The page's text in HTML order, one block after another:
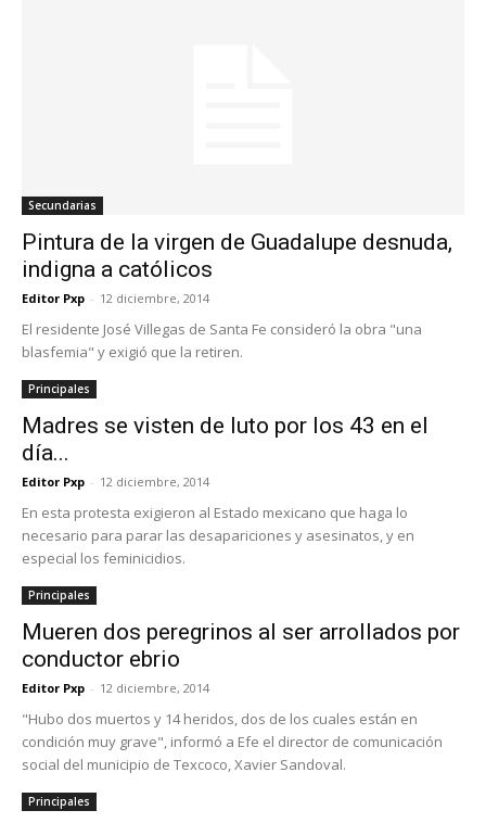
Secundarias
Pintura de la virgen de Guadalupe desnuda,
indigna a católicos
Editor Pxp - 12 diciembre, 2014
El residente José Villegas de Santa Fe consideró la obra "una
blasfemia" y exigió que la retiren.
Principales
Madres se visten de luto por los 43 en el
día...
Editor Pxp - 12 diciembre, 2014
En esta protesta exigieron al Estado mexicano que haga lo
necesario para parar las desapariciones y asesinatos, y en
especial los feminicidios.
Principales
Mueren dos peregrinos al ser arrollados por
conductor ebrio
Editor Pxp - 12 diciembre, 2014
"Hubo dos muertos y 14 heridos, dos de los cuales están en
condición muy grave", informó a Efe el director de comunicación
social del municipio de Texcoco, Xavier Sandoval.
Principales